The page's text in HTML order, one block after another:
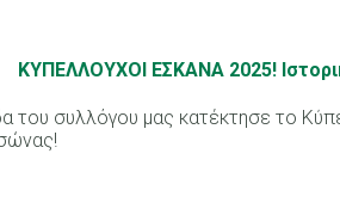
ΚΥΠΕΛΛΟΥΧΟΙ ΕΣΚΑΝΑ 2025!
του συλλόγου μας κατέκτησε το